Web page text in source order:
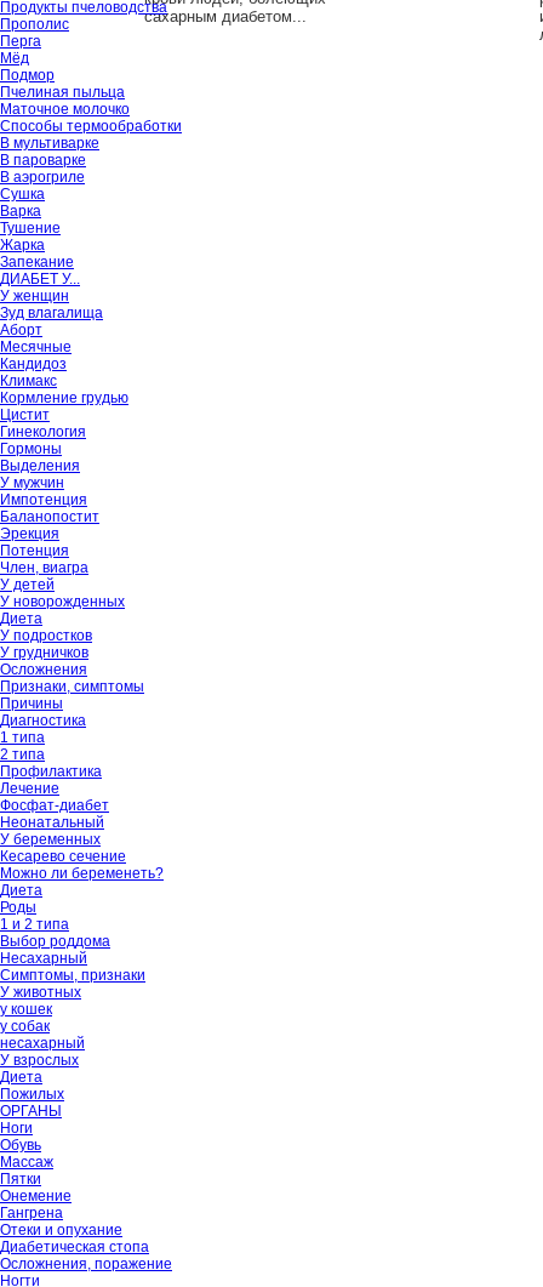
Продукты пчеловодства
Прополис
Перга
Мёд
Подмор
Пчелиная пыльца
Маточное молочко
Способы термообработки
В мультиварке
В пароварке
В аэрогриле
Сушка
Варка
Тушение
Жарка
Запекание
ДИАБЕТ У...
У женщин
Зуд влагалища
Аборт
Месячные
Кандидоз
Климакс
Кормление грудью
Цистит
Гинекология
Гормоны
Выделения
У мужчин
Импотенция
Баланопостит
Эрекция
Потенция
Член, виагра
У детей
У новорожденных
Диета
У подростков
У грудничков
Осложнения
Признаки, симптомы
Причины
Диагностика
1 типа
2 типа
Профилактика
Лечение
Фосфат-диабет
Неонатальный
У беременных
Кесарево сечение
Можно ли беременеть?
Диета
Роды
1 и 2 типа
Выбор роддома
Несахарный
Симптомы, признаки
У животных
у кошек
у собак
несахарный
У взрослых
Диета
Пожилых
ОРГАНЫ
Ноги
Обувь
Массаж
Пятки
Онемение
Гангрена
Отеки и опухание
Диабетическая стопа
Осложнения, поражение
Ногти
сахарным диабетом...